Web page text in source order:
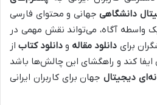
دانشگاهی جهانی و محتوای فارسی
واسطه آگاه، می‌تواند نقش مهمی در
برای دانلود مقاله و دانلود کتاباز
ایفا کند و راهگشای این چالش‌ها باشد
دیجیتالجهان برای کاربران ایرانی